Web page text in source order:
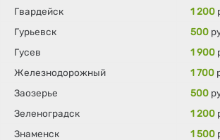
Гвардейск
1 200
Гурьевск
500
Гусев
1 900
Железнодорожный
1 700
Заозерье
500
Зеленоградск
1 200
Знаменск
1 500